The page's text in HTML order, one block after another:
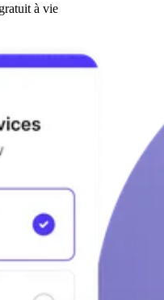
à vie